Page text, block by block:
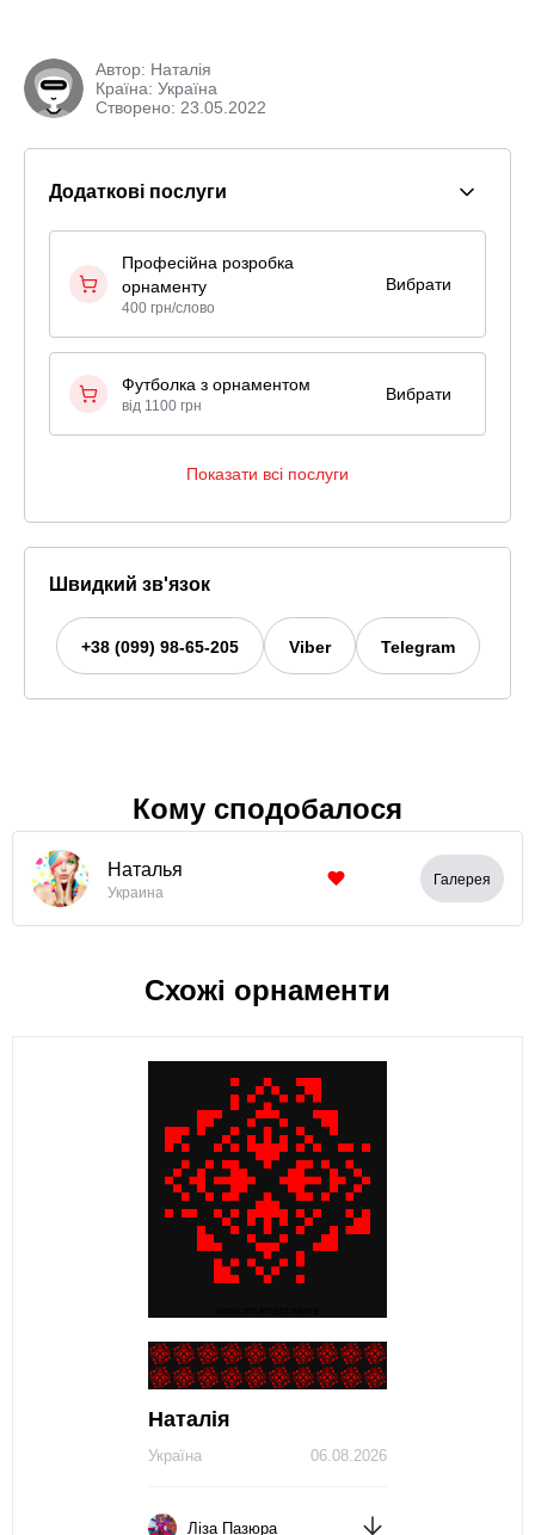
Автор: Наталія
Країна: Україна
Створено: 23.05.2022
Додаткові послуги
Професійна розробка
орнаменту
400 грн/слово
Вибрати
Футболка з орнаментом
від 1100 грн
Вибрати
Показати всі послуги
Швидкий зв'язок
+38 (099) 98-65-205 Viber Telegram
Кому сподобалося
Наталья
Украина
Галерея
Схожі орнаменти
Наталія
06.08.2026
Україна
Ліза Пазюра